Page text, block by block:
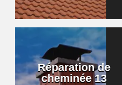
Réparation de
cheminée 13